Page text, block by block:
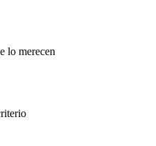
lo merecen